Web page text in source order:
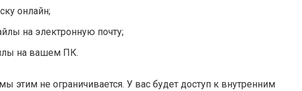
онлайн;
на электронную почту;
на вашем ПК.
этим не ограничивается. У вас будет доступ к внутренним